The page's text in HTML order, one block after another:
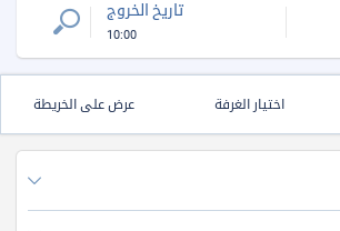
تاريخ الخروج
10:00
اختيار الغرفة عرض على الخريطة